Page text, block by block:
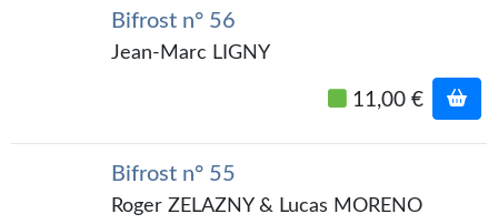
La Bibliothèque orbitale
Journal d'un homme des bois
Nous contacter
Bifrost n° 56
Jean-Marc LIGNY
11,00 €
Bifrost n° 55
Roger ZELAZNY & Lucas MORENO